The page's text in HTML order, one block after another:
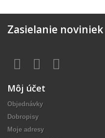
Zasielanie noviniek
Môj účet
Objednávky
Dobropisy
Moje adresy